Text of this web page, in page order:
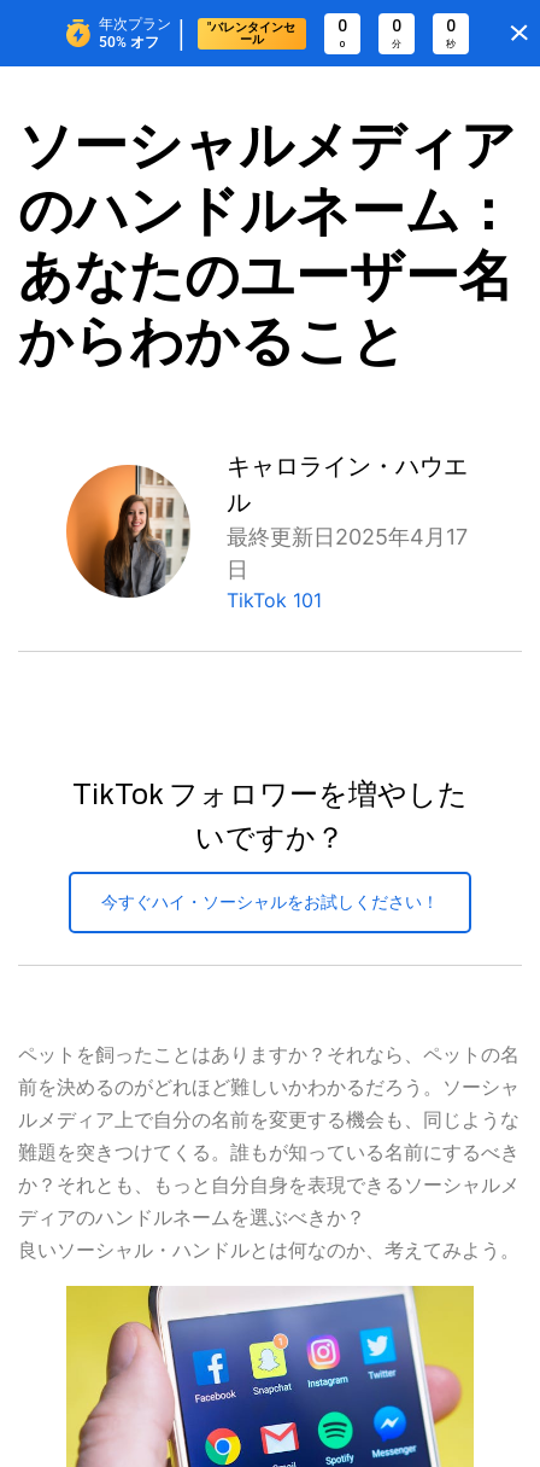
年次プラン
50% オフ |
"バレンタインセ
ール
0
0
0
分
0
秒
ソーシャルメディア
のハンドルネーム：
あなたのユーザー名
からわかること
キャロライン・ハウエ
ル
最終更新日2025年4月17
日
TikTok 101
TikTok フォロワーを増やした
いですか？
今すぐハイ・ソーシャルをお試しください！
ペットを飼ったことはありますか？それなら、ペットの名
前を決めるのがどれほど難しいかわかるだろう。ソーシャ
ルメディア上で自分の名前を変更する機会も、同じような
難題を突きつけてくる。誰もが知っている名前にするべき
か？それとも、もっと自分自身を表現できるソーシャルメ
ディアのハンドルネームを選ぶべきか？
良いソーシャル・ハンドルとは何なのか、考えてみよう。